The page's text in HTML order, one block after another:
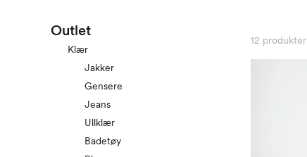
Outlet
Klær
Jakker
Gensere
Jeans
Ullklær
Badetøy
12 produkter